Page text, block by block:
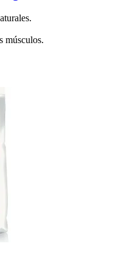
músculos.